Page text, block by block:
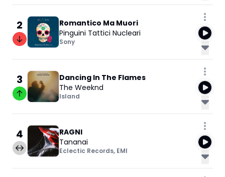
2
Romantico Ma Muori
Pinguini Tattici Nucleari
Sony
3
Dancing In The Flames
The Weeknd
Island
4
RAGNI
Tananai
Eclectic Records, EMI